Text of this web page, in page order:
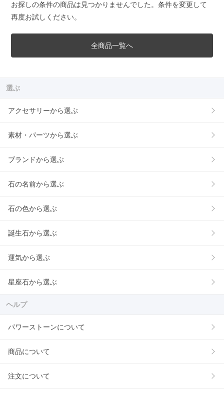
お探しの条件の商品は見つかりませんでした。条件を変更して
再度お試しください。
全商品一覧へ
選ぶ
アクセサリーから選ぶ
素材・パーツから選ぶ
ブランドから選ぶ
石の名前から選ぶ
石の色から選ぶ
誕生石から選ぶ
運気から選ぶ
星座石から選ぶ
ヘルプ
パワーストーンについて
商品について
注文について